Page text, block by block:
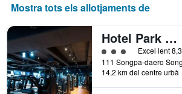
Mostra tots els allotjaments de
Hotel Park Habio
Categoria 3Excel·lent 8,3
14,2 km del centre urbà